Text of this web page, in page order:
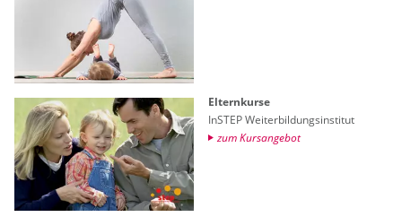
El­tern­kur­se
In­STEP Wei­ter­bil­dungs­in­sti­tut
zum Kurs­an­ge­bot